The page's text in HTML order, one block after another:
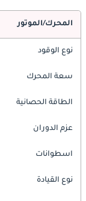
المحرك/الموتور
نوع الوقود
سعة المحرك
الطاقة الحصانية
عزم الدوران
اسطوانات
نوع القيادة